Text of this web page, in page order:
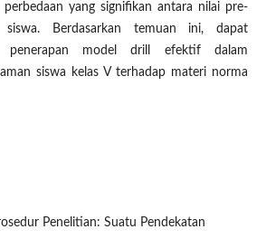
perbedaan yang signifikan antara nilai pre-
Berdasarkan temuan ini, dapat
penerapan model drill efektif dalam
siswa kelas V terhadap materi norma
Penelitian: Suatu Pendekatan